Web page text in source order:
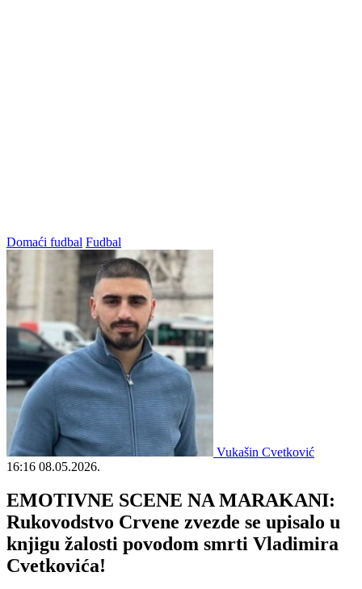
Domaći fudbal Fudbal
Vukašin Cvetković
16:16 08.05.2026.
EMOTIVNE SCENE NA MARAKANI:
Rukovodstvo Crvene zvezde se upisalo u
knjigu žalosti povodom smrti Vladimira
Cvetkovića!